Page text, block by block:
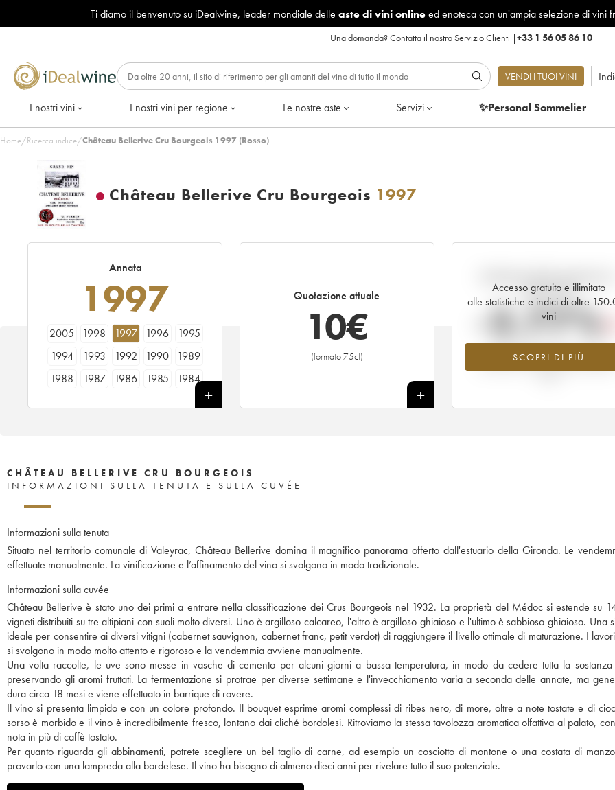
Ti diamo il benvenuto su iDealwine, leader mondiale delle aste di vini onlineed enoteca con un'ampia selezione di vini
Una domanda?Contatta il nostro Servizio Clienti |+33 1 56 05 86 10
VENDI I TUOI VINI
I nostri vini I nostri vini per regione Le nostre aste Servizi ✨Personal Sommelier
Home/Ricerca indice/Château Bellerive Cru Bourgeois 1997 (Rosso)
Château Bellerive Cru Bourgeois 1997
Annata
1997
2005 1998 1997 1996
1995
1994
1993 1992 1990
1989
1988
1987 1986 1985
1984
Quotazione attuale
10€
(formato 75cl)
+
Accesso gratuito e illimitato
alle statistiche e indici di oltre
vini
SCOPRI DI PIÙ
tempo reale
-2.77%
Tendenza al ribasso per il valore
dell'annata 1997 nel 2026 rispetto
CHÂTEAU BELLERIVE CRU BOURGEOIS
INFORMAZIONI SULLA TENUTA E SULLA CUVÉE
Informazioni sulla tenuta
Situato nel territorio comunale di Valeyrac, Château Bellerive domina il magnifico panorama offerto dall'estuario della Gironda. Le
effettuate manualmente. La vinificazione e l’affinamento del vino si svolgono in modo tradizionale.
Informazioni sulla cuvée
Château Bellerive è stato uno dei primi a entrare nella classificazione dei Crus Bourgeois nel 1932. La proprietà del Médoc si estende su
vigneti distribuiti su tre altipiani con suoli molto diversi. Uno è argilloso-calcareo, l'altro è argilloso-ghiaioso e l'ultimo è sabbioso-ghiaioso. Una
ideale per consentire ai diversi vitigni (cabernet sauvignon, cabernet franc, petit verdot) di raggiungere il livello ottimale di maturazione. I
si svolgono in modo molto attento e rigoroso e la vendemmia avviene manualmente.
Una volta raccolte, le uve sono messe in vasche di cemento per alcuni giorni a bassa temperatura, in modo da cedere tutta la
preservando gli aromi fruttati. La fermentazione si protrae per diverse settimane e l'invecchiamento varia a seconda delle annate, ma
dura circa 18 mesi e viene effettuato in barrique di rovere.
Il vino si presenta limpido e con un colore profondo. Il bouquet esprime aromi complessi di ribes nero, di more, oltre a note tostate e di
sorso è morbido e il vino è incredibilmente fresco, lontano dai cliché bordolesi. Ritroviamo la stessa tavolozza aromatica olfattiva al palato,
nota in più di caffè tostato.
Per quanto riguarda gli abbinamenti, potrete scegliere un bel taglio di carne, ad esempio un cosciotto di montone o una costata di
provarlo con una lampreda alla bordelese. Il vino ha bisogno di almeno dieci anni per rivelare tutto il suo potenziale.